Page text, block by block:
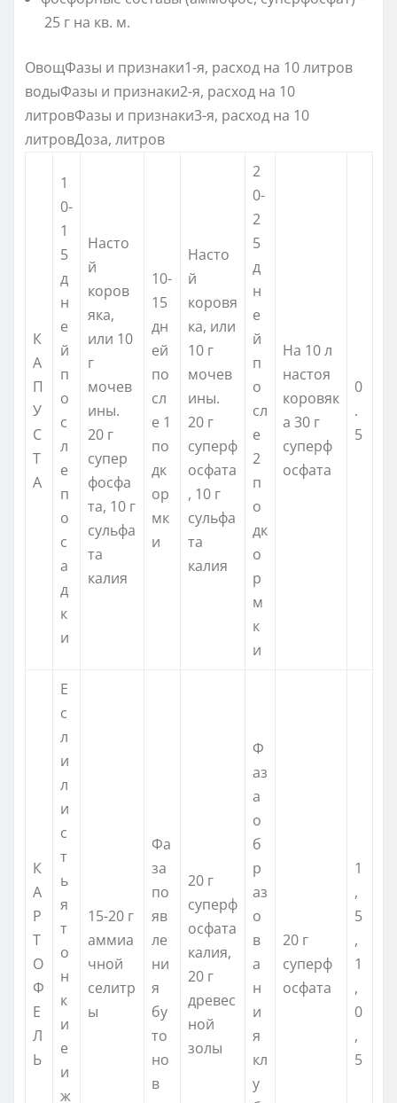
25 г на кв. м.
ОвощФазы и признаки1-я, расход на 10 литров
водыФазы и признаки2-я, расход на 10
литровФазы и признаки3-я, расход на 10
литровДоза, литров
К
А
П
У
С
Т
А
1
0-
1
5
д
н
е
й
п
о
с
л
е
п
о
с
а
д
к
и
Насто
й
коров
яка,
или 10
г
мочев
ины.
20 г
супер
фосфа
та, 10 г
сульфа
та
калия
10-
15
дн
ей
по
сл
е 1
по
дк
ор
мк
и
Насто
й
коровя
ка, или
10 г
мочев
ины.
20 г
суперф
осфата
, 10 г
сульфа
та
калия
2
0-
2
5
д
н
е
й
п
о
сл
е
2
п
о
дк
о
р
м
к
и
На 10 л
настоя
коровяк
а 30 г
суперф
осфата
0
.
5
К
А
Р
Т
О
Ф
Е
Л
Ь
Е
с
л
и
л
и
с
т
ь
я
т
о
н
к
и
е
и
ж
15-20 г
аммиа
чной
селитр
ы
Фа
за
по
яв
ле
ни
я
бу
то
но
в
20 г
суперф
осфата
калия,
20 г
древес
ной
золы
Ф
аз
а
о
б
р
аз
о
в
а
н
и
я
кл
у
20 г
суперф
осфата
1
,
5
,
1
,
0
,
5